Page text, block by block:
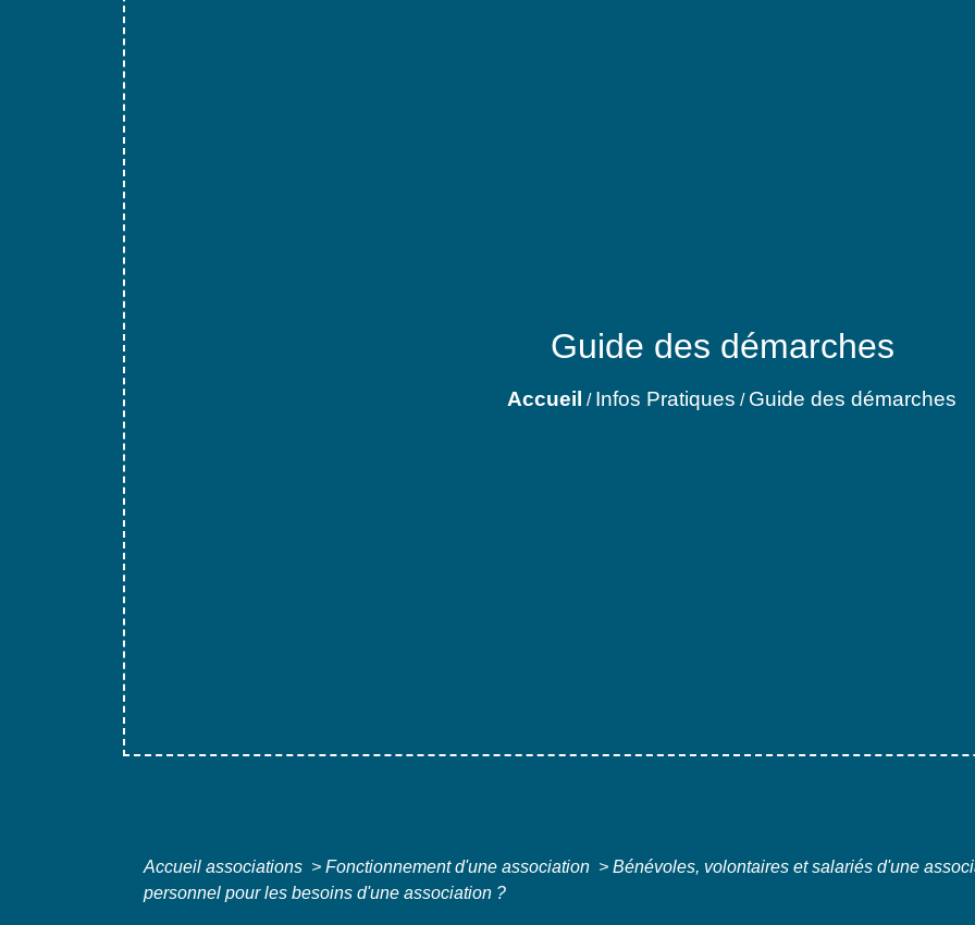
Guide des démarches
Accueil / Infos Pratiques / Guide des démarches
Accueil associations > Fonctionnement d'une association > Bénévoles, volontaires et salariés d'une
personnel pour les besoins d'une association ?